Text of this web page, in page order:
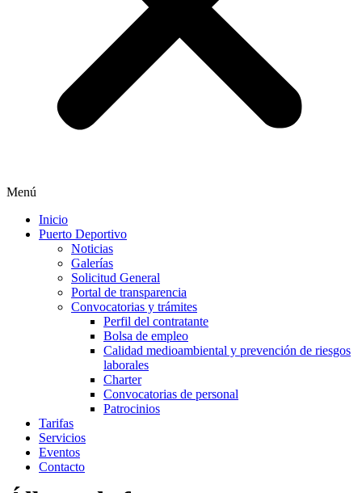
Menú
Inicio
Puerto Deportivo
Noticias
Galerías
Solicitud General
Portal de transparencia
Convocatorias y trámites
Perfil del contratante
Bolsa de empleo
Calidad medioambiental y prevención de riesgos
laborales
Charter
Convocatorias de personal
Patrocinios
Tarifas
Servicios
Eventos
Contacto